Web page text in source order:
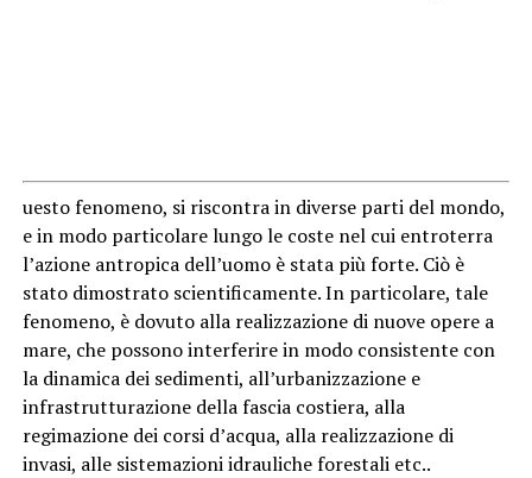
uesto fenomeno, si riscontra in diverse parti del mondo,
e in modo particolare lungo le coste nel cui entroterra
l’azione antropica dell’uomo è stata più forte. Ciò è
stato dimostrato scientificamente. In particolare, tale
fenomeno, è dovuto alla realizzazione di nuove opere a
mare, che possono interferire in modo consistente con
la dinamica dei sedimenti, all’urbanizzazione e
infrastrutturazione della fascia costiera, alla
regimazione dei corsi d’acqua, alla realizzazione di
invasi, alle sistemazioni idrauliche forestali etc..